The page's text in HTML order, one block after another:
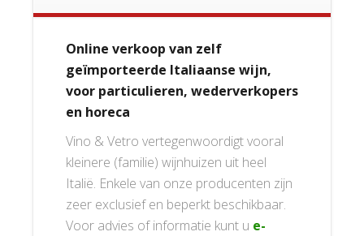
Online verkoop van zelf
geïmporteerde Italiaanse wijn,
voor particulieren, wederverkopers
en horeca
Vino & Vetro vertegenwoordigt vooral
kleinere (familie) wijnhuizen uit heel
Italië. Enkele van onze producenten zijn
zeer exclusief en beperkt beschikbaar.
Voor advies of informatie kunt u e-